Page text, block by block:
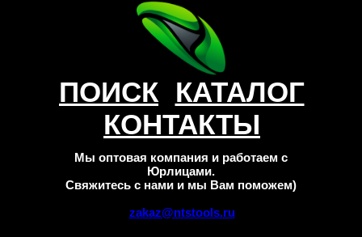
КОНТАКТЫ
ПОИСК
zakaz@ntstools.ru
КАТАЛОГ
Мы оптовая компания и работаем с
Юрлицами.
Свяжитесь с нами и мы Вам поможем)